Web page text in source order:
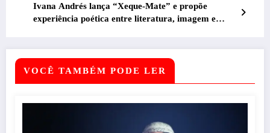
Ivana Andrés lança “Xeque-Mate” e propõe
experiência poética entre literatura, imagem e
VOCÊ TAMBÉM PODE LER